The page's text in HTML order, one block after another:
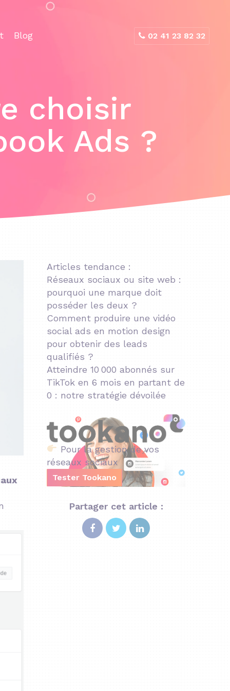
02 41 23 82 32
Blog
choisir
Ads ?
Articles tendance :
Réseaux sociaux ou site web :
pourquoi une marque doit
posséder les deux ?
Comment produire une vidéo
social ads en motion design
pour obtenir des leads
qualifiés ?
Atteindre 10 000 abonnés sur
TikTok en 6 mois en partant de
0 : notre stratégie dévoilée
Pour la gestion de vos
réseaux sociaux
Tester Tookano
Partager cet article :